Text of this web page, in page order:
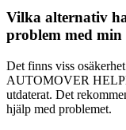
Vilka alternativ
problem med
Det finns viss
AUTOMOVER
utdaterat. Det
hjälp med problemet.